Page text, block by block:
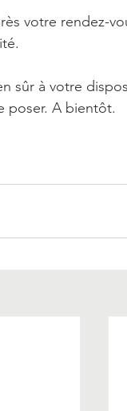
votre rendez-
sûr à votre
poser. A bientôt.